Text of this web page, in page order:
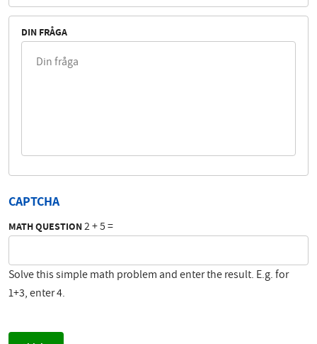
DIN FRÅGA
CAPTCHA
MATH QUESTION2 + 5 =
Solve this simple math problem and enter the result. E.g. for
1+3, enter 4.